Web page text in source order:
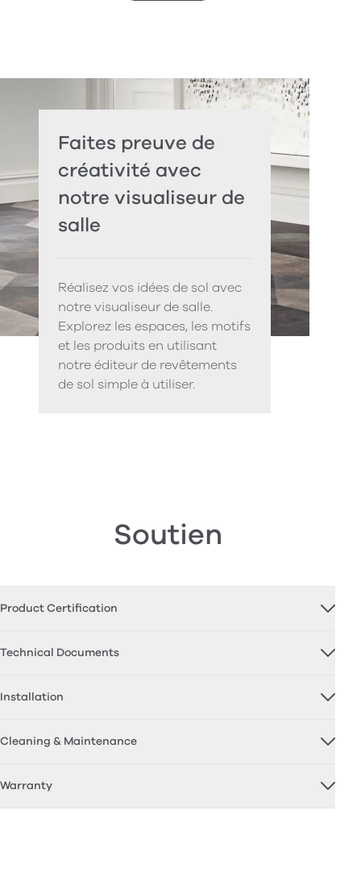
Faites preuve de
créativité avec
notre visualiseur de
salle
Réalisez vos idées de sol avec
notre visualiseur de salle.
Explorez les espaces, les motifs
et les produits en utilisant
notre éditeur de revêtements
de sol simple à utiliser.
Soutien
Product Certification
Technical Documents
Installation
Cleaning & Maintenance
Warranty